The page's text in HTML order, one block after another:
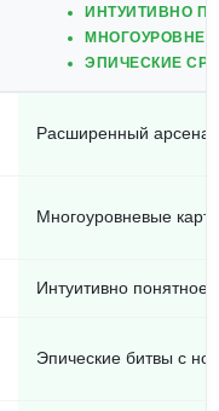
ИНТУИТИВНО
ЭПИЧЕСКИЕ
Расширенный
Многоуровневые
Интуитивно
Эпические битвы с